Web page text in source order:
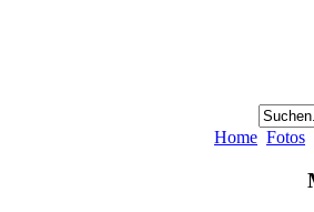
Home Fotos